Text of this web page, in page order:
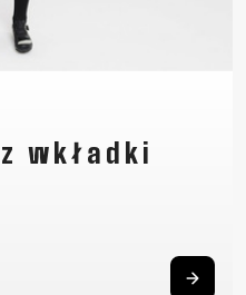
wkładki